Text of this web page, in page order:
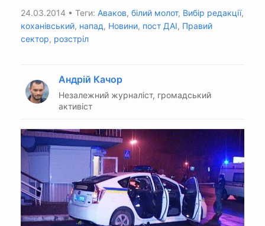
24.03.2014 • Теги: Аваков, білий молот, Вибір редакції,
коханівський, напад, Новини, пост ДАІ, Правий
сектор, розстріл
Андрій Качор
Незалежний журналіст, громадський
активіст